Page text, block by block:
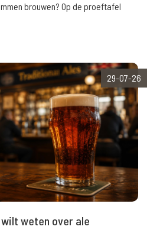
brouwen? Op de proeftafel
29-07-26
weten over ale